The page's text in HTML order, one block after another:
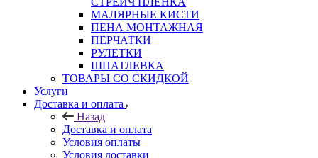
МАЛЯРНЫЕ КИСТИ
ПЕНА МОНТАЖНАЯ
ПЕРЧАТКИ
РУЛЕТКИ
ШПАТЛЕВКА
ТОВАРЫ СО СКИДКОЙ
Услуги
Доставка и оплата
Назад
Доставка и оплата
Условия оплаты
Условия доставки